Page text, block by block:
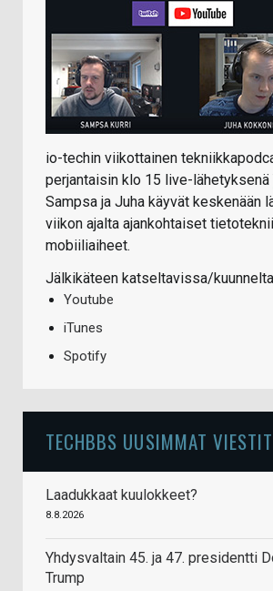
io-techin viikottainen
perjantaisin klo 15 live-lähetyksenä
Sampsa ja Juha käyvät keskenään
viikon ajalta ajankohtaiset
mobiiliaiheet.
Jälkikäteen katseltavissa/
Youtube
iTunes
Spotify
TECHBBS UUSIMMAT VIESTIT
Laadukkaat kuulokkeet?
8.8.2026
Yhdysvaltain 45. ja 47. presidentti
Trump